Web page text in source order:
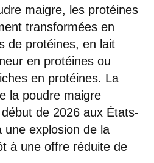
maigre, les protéines
transformées en
de protéines, en lait
en protéines ou
en protéines. La
la poudre maigre
de 2026 aux États-
une explosion de la
à une offre réduite de